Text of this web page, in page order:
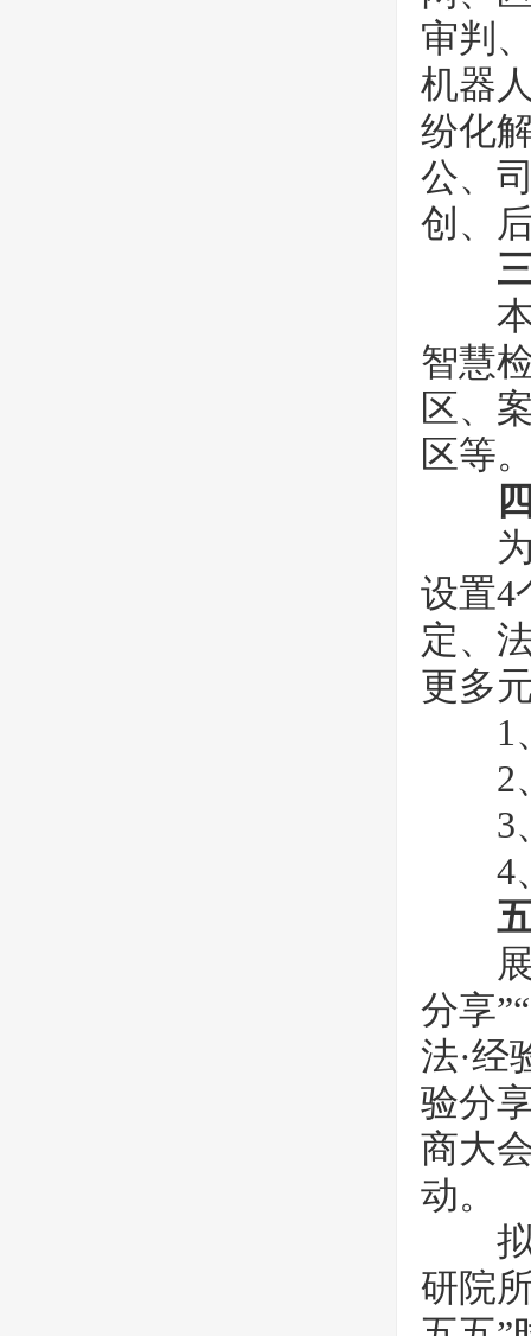
审判
机器
纷化
公、
创、
本
智慧
区、
区等
四
为
设置4
定、
更多
1、
2、
3、
4、
展会
分享
法·经
验分
商大
动。
拟
研院